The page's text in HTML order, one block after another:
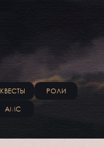
КВЕСТЫ РОЛИ
АМС